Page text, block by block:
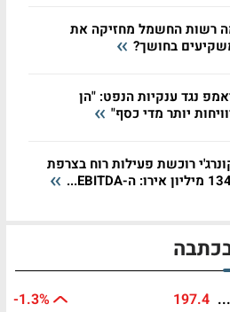
רשות החשמל מחזיקה את
בחושך?
נגד ענקיות הנפט: "הן
יותר מדי כסף"
רוכשת פעילות רוח בצרפת
197.4
-1.3%